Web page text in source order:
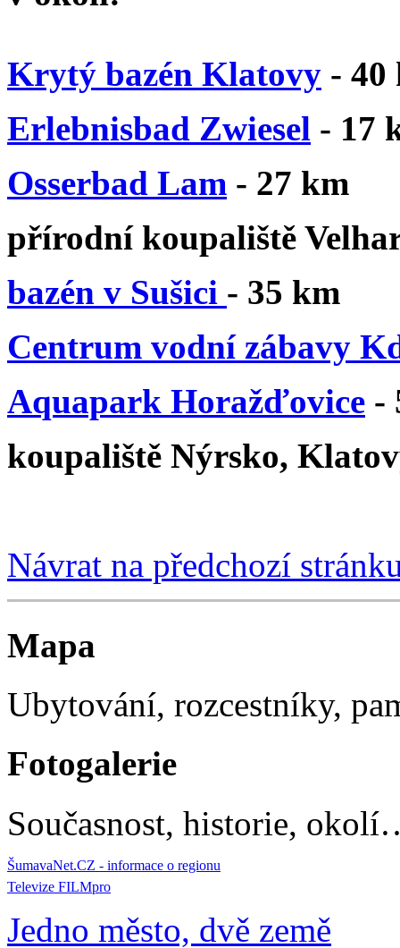
Krytý bazén Klatovy - 40
Erlebnisbad Zwiesel - 17
Osserbad Lam - 27 km
přírodní koupaliště
bazén v Sušici - 35 km
Centrum vodní zábavy
Aquapark Horažďovice -
koupaliště Nýrsko,
Návrat na předchozí
Mapa
Ubytování, rozcestníky,
Fotogalerie
Současnost, historie,
ŠumavaNet.CZ - informace o regionu
Televize FILMpro
Jedno město, dvě země